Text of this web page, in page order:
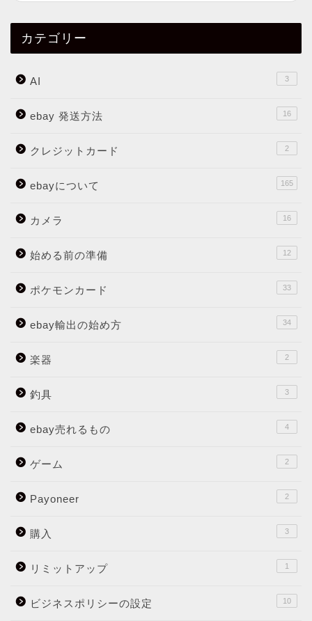
カテゴリー
AI 3
ebay 発送方法 16
クレジットカード 2
ebayについて 165
カメラ 16
始める前の準備 12
ポケモンカード 33
ebay輸出の始め方 34
楽器 2
釣具 3
ebay売れるもの 4
ゲーム 2
Payoneer 2
購入 3
リミットアップ 1
ビジネスポリシーの設定 10